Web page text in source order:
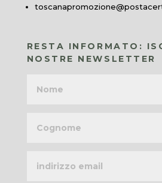
RESTA INFORMATO:
NOSTRE NEWSLETTER
email